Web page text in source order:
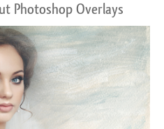
Photoshop Overlays